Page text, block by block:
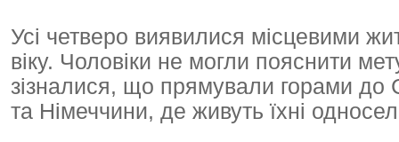
Усі четверо виявилися місцевими
віку. Чоловіки не могли пояснити
зізналися, що прямували горами до
та Німеччини, де живуть їхні